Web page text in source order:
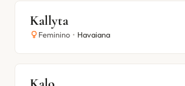
Kallyta
Feminino • Havaiana